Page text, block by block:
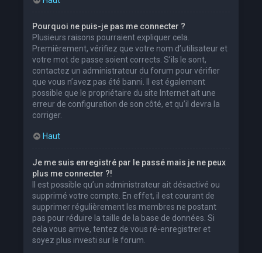
Pourquoi ne puis-je pas me connecter ?
Plusieurs raisons pourraient expliquer cela.
Premièrement, vérifiez que votre nom d’utilisateur et
votre mot de passe soient corrects. S’ils le sont,
contactez un administrateur du forum pour vérifier
que vous n’avez pas été banni. Il est également
possible que le propriétaire du site Internet ait une
erreur de configuration de son côté, et qu’il devra la
corriger.
Haut
Je me suis enregistré par le passé mais je ne peux
plus me connecter ?!
Il est possible qu’un administrateur ait désactivé ou
supprimé votre compte. En effet, il est courant de
supprimer régulièrement les membres ne postant
pas pour réduire la taille de la base de données. Si
cela vous arrive, tentez de vous ré-enregistrer et
soyez plus investi sur le forum.